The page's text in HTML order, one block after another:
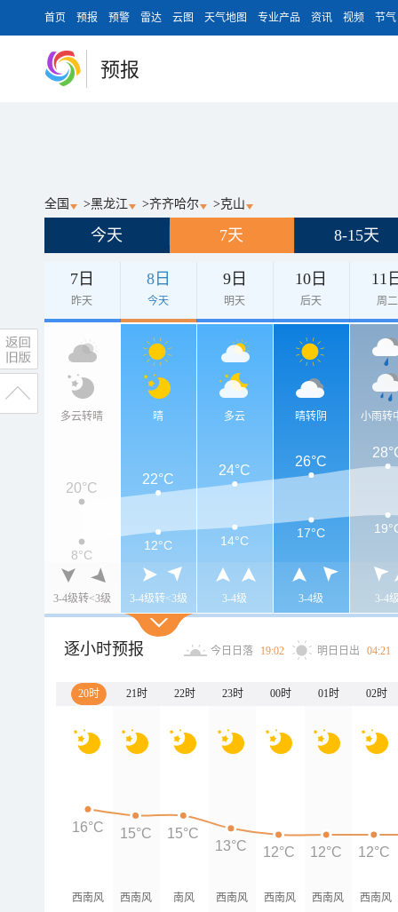
首页 预报 预警 雷达 云图 天气地图 专业产品 资讯 视频 节气
预报
全国 >黑龙江 >齐齐哈尔 >克山
今天 7天 8-15天
7日
昨天
8日
今天
9日
明天
10日
后天
11
周二
多云转晴
3-4级转<3级
晴
3-4级转<3级
多云
3-4级
晴转阴
3-4级
小雨转
3-4
20°C
22°C
24°C
26°C
8°C
12°C 14°C
17°C
逐小时预报 今日日落 19:02 明日日出 04:21
20时 21时 22时 23时 00时 01时 02时
西南风 西南风 南风 西南风 西南风 西南风 西南风
16°C 15°C
15°C
13°C
12°C 12°C 12°C